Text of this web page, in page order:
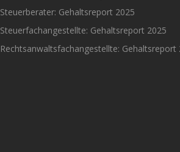
Steuerberater: Gehaltsreport 2025
Steuerfachangestellte: Gehaltsreport 2025
Rechtsanwaltsfachangestellte: Gehaltsreport